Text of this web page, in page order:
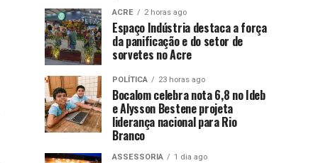
ACRE 2 horas ago
Espaço Indústria destaca a força
da panificação e do setor de
sorvetes no Acre
POLÍTICA 23 horas ago
Bocalom celebra nota 6,8 no Ideb
e Alysson Bestene projeta
liderança nacional para Rio
Branco
ASSESSORIA 1 dia ago